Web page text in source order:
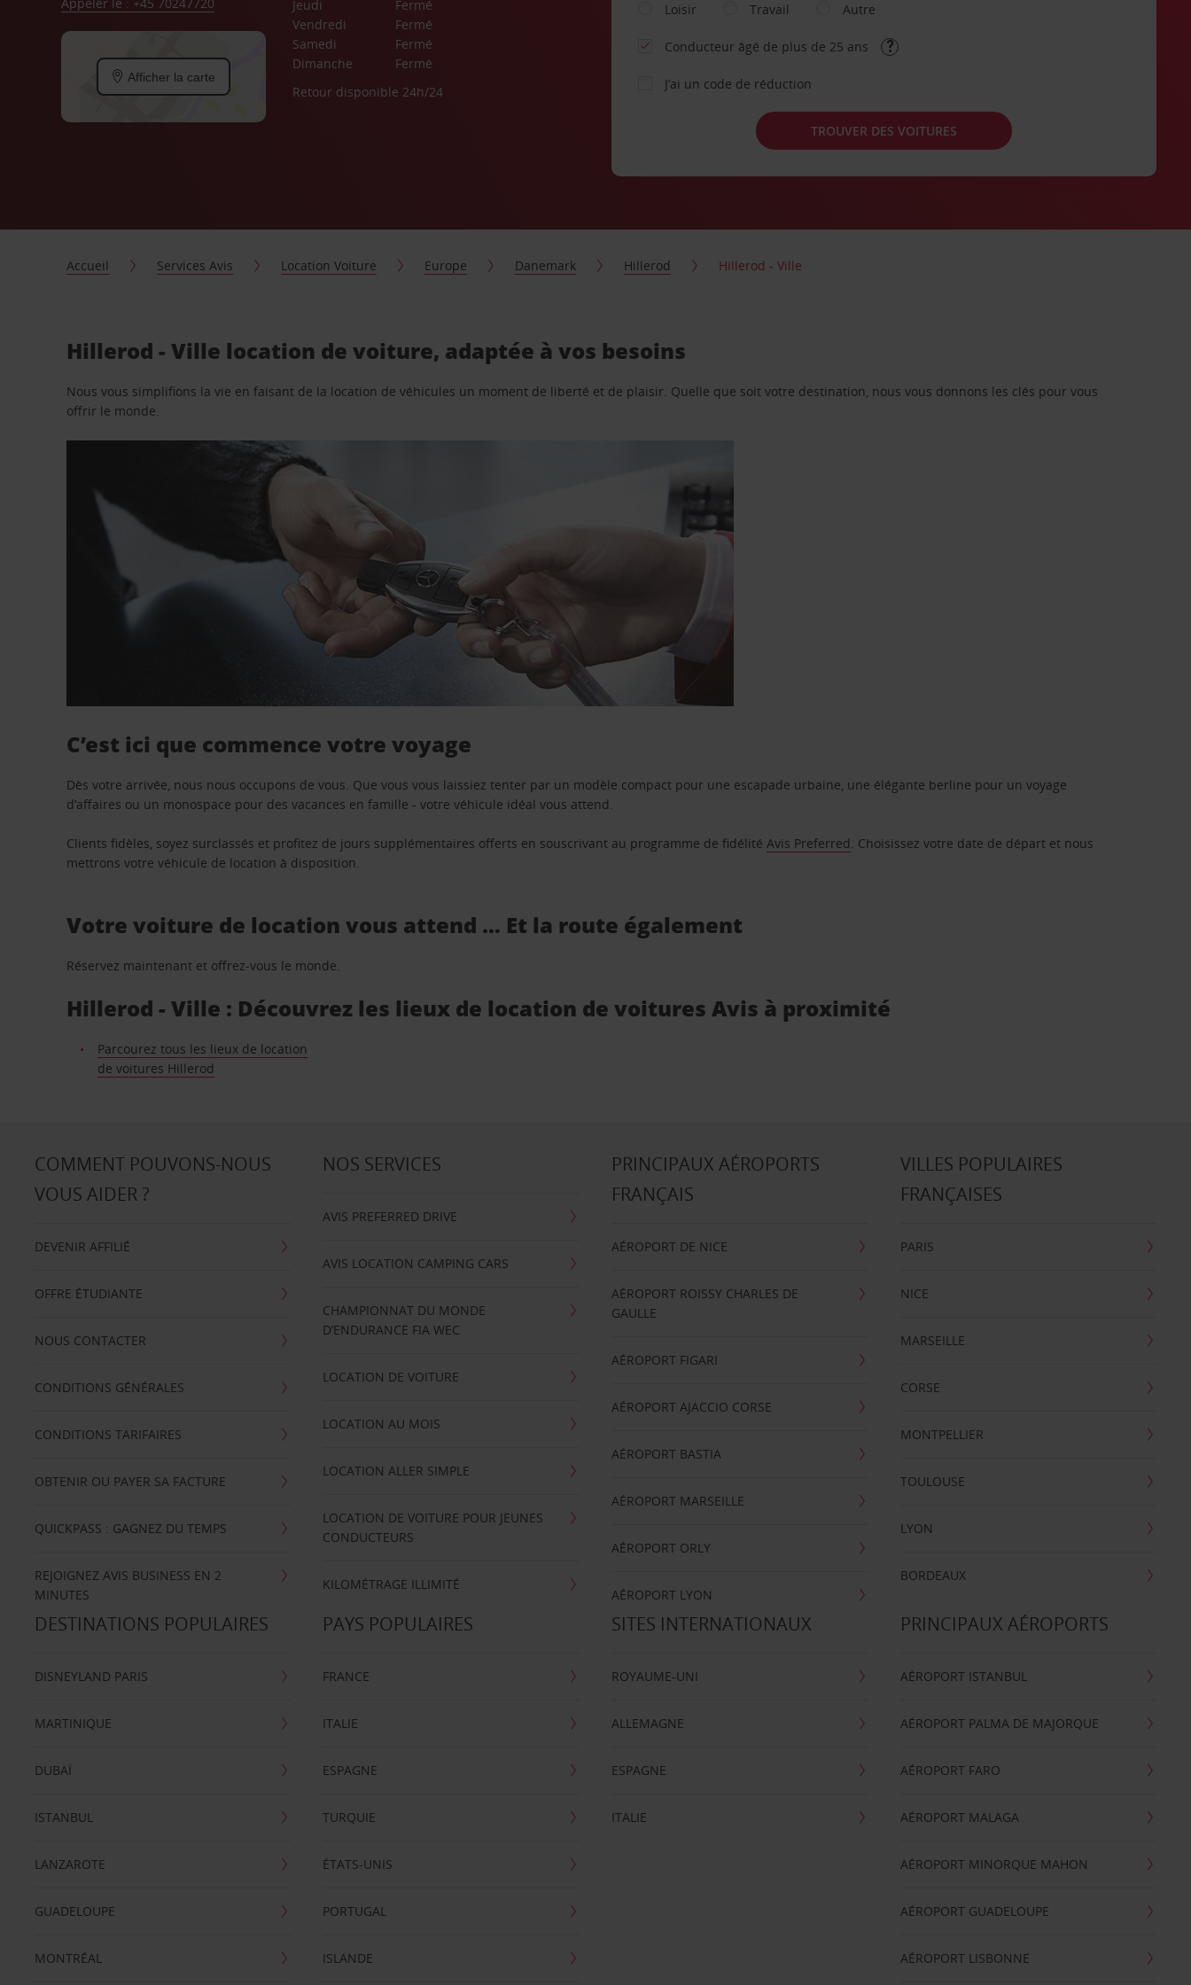
Afficher la carte
Jeudi
Fermé
Vendredi
Fermé
Samedi
Fermé
Dimanche
Fermé
Retour disponible 24h/24
Loisir
Travail Autre
Conducteur âgé de plus de 25 ans
J’ai un code de réduction
TROUVER DES VOITURES
Accueil Services Avis Location Voiture Europe Danemark Hillerod Hillerod - Ville
Hillerod - Ville location de voiture, adaptée à vos besoins
Nous vous simplifions la vie en faisant de la location de véhicules un moment de liberté et de plaisir. Quelle que soit votre destination, nous vous donnons les clés pour vous
offrir le monde.
C’est ici que commence votre voyage
Dès votre arrivée, nous nous occupons de vous. Que vous vous laissiez tenter par un modèle compact pour une escapade urbaine, une élégante berline pour un voyage
d’affaires ou un monospace pour des vacances en famille - votre véhicule idéal vous attend.
Clients fidèles, soyez surclassés et profitez de jours supplémentaires offerts en souscrivant au programme de fidélitéAvis Preferred. Choisissez votre date de départ et nous
mettrons votre véhicule de location à disposition.
Votre voiture de location vous attend … Et la route également
Réservez maintenant et offrez-vous le monde.
Hillerod - Ville : Découvrez les lieux de location de voitures Avis à proximité
Parcourez tous les lieux de location
de voitures Hillerod
COMMENT POUVONS-NOUS
VOUS AIDER ?
DEVENIR AFFILIÉ
OFFRE ÉTUDIANTE
NOUS CONTACTER
CONDITIONS GÉNÉRALES
CONDITIONS TARIFAIRES
OBTENIR OU PAYER SA FACTURE
QUICKPASS : GAGNEZ DU TEMPS
REJOIGNEZ AVIS BUSINESS EN 2
MINUTES
NOS SERVICES
AVIS PREFERRED DRIVE
AVIS LOCATION CAMPING CARS
CHAMPIONNAT DU MONDE
D’ENDURANCE FIA WEC
LOCATION DE VOITURE
LOCATION AU MOIS
LOCATION ALLER SIMPLE
LOCATION DE VOITURE POUR JEUNES
CONDUCTEURS
KILOMÉTRAGE ILLIMITÉ
PRINCIPAUX AÉROPORTS
FRANÇAIS
AÉROPORT DE NICE
AÉROPORT ROISSY CHARLES DE
GAULLE
AÉROPORT FIGARI
AÉROPORT AJACCIO CORSE
AÉROPORT BASTIA
AÉROPORT MARSEILLE
AÉROPORT ORLY
AÉROPORT LYON
VILLES POPULAIRES
FRANÇAISES
PARIS
NICE
MARSEILLE
CORSE
MONTPELLIER
TOULOUSE
LYON
BORDEAUX
DESTINATIONS POPULAIRES
DISNEYLAND PARIS
MARTINIQUE
DUBAÏ
ISTANBUL
LANZAROTE
GUADELOUPE
MONTRÉAL
PAYS POPULAIRES
FRANCE
ITALIE
ESPAGNE
TURQUIE
ÉTATS-UNIS
PORTUGAL
ISLANDE
SITES INTERNATIONAUX
ROYAUME-UNI
ALLEMAGNE
ESPAGNE
ITALIE
PRINCIPAUX AÉROPORTS
AÉROPORT ISTANBUL
AÉROPORT PALMA DE MAJORQUE
AÉROPORT FARO
AÉROPORT MALAGA
AÉROPORT MINORQUE MAHON
AÉROPORT GUADELOUPE
AÉROPORT LISBONNE